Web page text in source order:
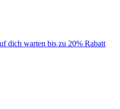
dich warten bis zu 20% Rabatt